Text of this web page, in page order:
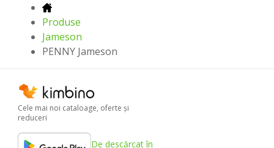
Produse
Jameson
PENNY Jameson
Cele mai noi cataloage, oferte şi
reduceri
De descărcat în